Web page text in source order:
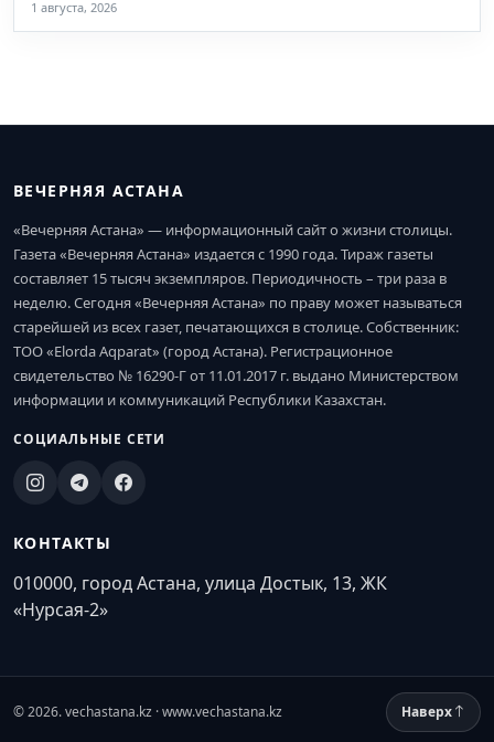
1 августа, 2026
ВЕЧЕРНЯЯ АСТАНА
«Вечерняя Астана» — информационный сайт о жизни столицы.
Газета «Вечерняя Астана» издается с 1990 года. Тираж газеты
составляет 15 тысяч экземпляров. Периодичность – три раза в
неделю. Сегодня «Вечерняя Астана» по праву может называться
старейшей из всех газет, печатающихся в столице. Собственник:
ТОО «Elorda Aqparat» (город Астана). Регистрационное
свидетельство № 16290-Г от 11.01.2017 г. выдано Министерством
информации и коммуникаций Республики Казахстан.
СОЦИАЛЬНЫЕ СЕТИ
КОНТАКТЫ
010000, город Астана, улица Достык, 13, ЖК
«Нурсая-2»
© 2026. vechastana.kz · www.vechastana.kz Наверх